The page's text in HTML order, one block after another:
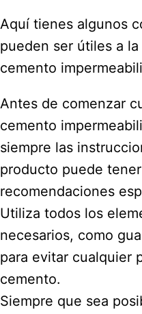
Aquí tienes algunos
pueden ser útiles a
cemento
Antes de comenzar
cemento
siempre las
producto puede
recomendaciones
Utiliza todos los
necesarios, como
para evitar cualquier
cemento.
Siempre que sea